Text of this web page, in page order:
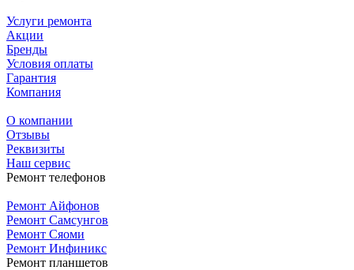
Услуги ремонта
Акции
Бренды
Условия оплаты
Гарантия
Компания
О компании
Отзывы
Реквизиты
Наш сервис
Ремонт телефонов
Ремонт Айфонов
Ремонт Самсунгов
Ремонт Сяоми
Ремонт Инфиникс
Ремонт планшетов